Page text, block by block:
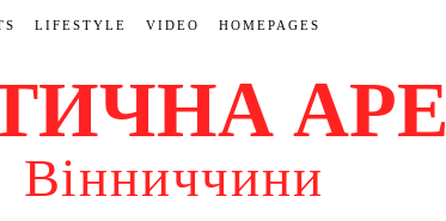
LIFESTYLE VIDEO HOMEPAGES
Вінниччини